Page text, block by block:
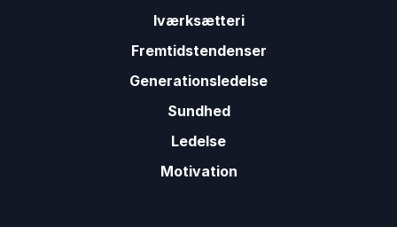
Iværksætteri
Fremtidstendenser
Generationsledelse
Sundhed
Ledelse
Motivation